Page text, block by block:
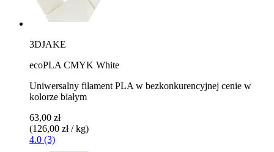
3DJAKE
ecoPLA CMYK White
Uniwersalny filament PLA w bezkonkurencyjnej cenie w
kolorze białym
63,00 zł
(126,00 zł / kg)
4.0 (3)